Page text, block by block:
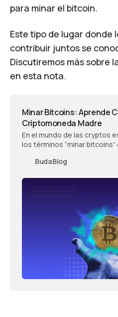
para minar el bitcoin.
Este tipo de lugar donde
contribuir juntos se
Discutiremos más sobre
en esta nota.
Minar Bitcoins: Aprende
Criptomoneda Madre
En el mundo de las cryptos
los términos “minar bitcoins”
minería digital que da
BudaBlog